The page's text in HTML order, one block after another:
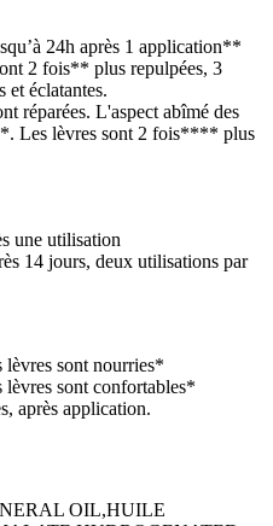
24h après 1 application**
2 fois** plus repulpées, 3
éclatantes.
réparées. L'aspect abîmé des
Les lèvres sont 2 fois**** plus
une utilisation
14 jours, deux utilisations par
lèvres sont nourries*
lèvres sont confortables*
après application.
OIL,HUILE